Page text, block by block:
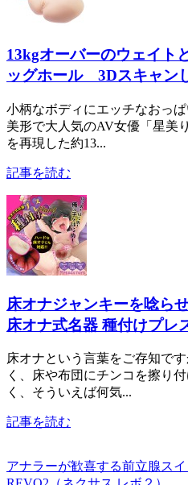
13kgオーバーのウェイト
ッグホール 3Dスキャン
小柄なボディにエッチなおっ
美形で大人気のAV女優「星美
を再現した約13...
記事を読む
床オナジャンキーを唸ら
床オナ式名器 種付けプレ
床オナという言葉をご存知で
く、床や布団にチンコを擦り
く、そういえば何気...
記事を読む
アナラーが歓喜する前立腺ス